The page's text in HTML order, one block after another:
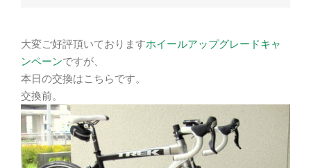
大変ご好評頂いておりますホイールアップグレードキャ
ンペーンですが、
本日の交換はこちらです。
交換前。